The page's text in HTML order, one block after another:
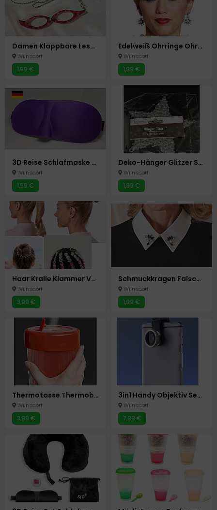
Damen Klappbare Lesebrille mit Umhänge Kette +3,5 dpt Faltbar Lese Brille Lupe
Wilnsdorf
1,99 €
Edelweiß Ohrringe Ohrstecker Kostüm Oktoberfest Fasching Karneval
Wilnsdorf
1,99 €
3D Reise Schlafmaske Lila Schlafmasken Schlafbrille Augenmaske Augenbinde
Wilnsdorf
1,99 €
Deko-Hänger Glitzer Stern 13 cm Silber Glimmer Glitzer Advent Weihnachten NEU
Wilnsdorf
1,99 €
Haar Kralle Klammer Vogel Nest Pferdeschwanz Zopf Halter Dutt Klemme Strass
Wilnsdorf
3,99 €
Schmuckkragen Falscher Kraken Blusen Aufsatz Einsatz Strass Steine Glitzer
Wilnsdorf
1,99 €
Thermotasse Thermobecher to go Memory, 0,5Liter, Rot, BPA Frei,
Wilnsdorf
3,99 €
3in1 Handy Objektiv Set Kamera Linse
Wilnsdorf
7,99 €